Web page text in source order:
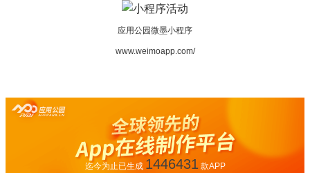
应用公园微墨小程序
www.weimoapp.com/
迄今为止已生成 1446431款APP